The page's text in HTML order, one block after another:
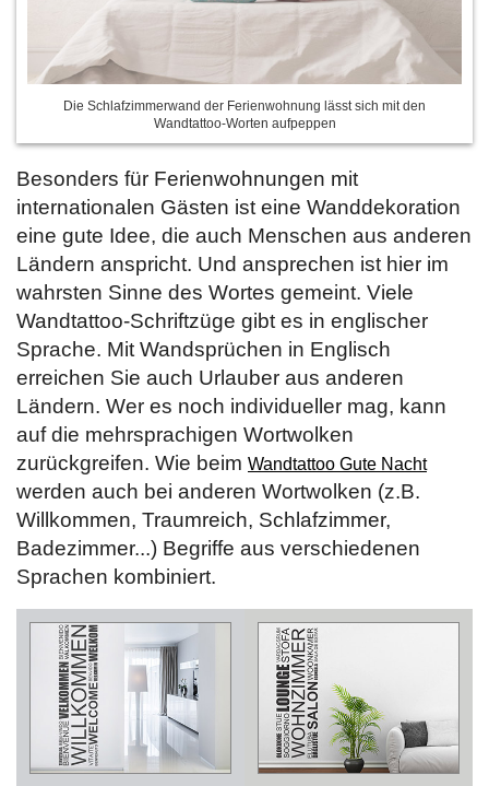
Die Schlafzimmerwand der Ferienwohnung lässt sich mit den
Wandtattoo-Worten aufpeppen
Besonders für Ferienwohnungen mit
internationalen Gästen ist eine Wanddekoration
eine gute Idee, die auch Menschen aus anderen
Ländern anspricht. Und ansprechen ist hier im
wahrsten Sinne des Wortes gemeint. Viele
Wandtattoo-Schriftzüge gibt es in englischer
Sprache. Mit Wandsprüchen in Englisch
erreichen Sie auch Urlauber aus anderen
Ländern. Wer es noch individueller mag, kann
auf die mehrsprachigen Wortwolken
zurückgreifen. Wie beim Wandtattoo Gute Nacht
werden auch bei anderen Wortwolken (z.B.
Willkommen, Traumreich, Schlafzimmer,
Badezimmer...) Begriffe aus verschiedenen
Sprachen kombiniert.